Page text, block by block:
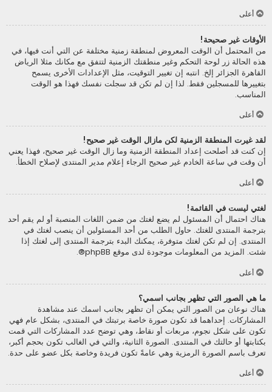
أعلى
الأوقات غير صحيحة!
من المحتمل أن الوقت المعروض لمنطقة زمنية مختلفة عن التي أنت فيها، في
هذه الحالة زر لوحة التحكم وغير منطقتك الزمنية لتتفق مع مكانك مثلا الرياض
القاهرة الجزائر إلخ. انتبه إن تغيير التوقيت، مثل الإعدادات الأخرى يسمح
بتغييرها للمسجلين فقط. لذا إن لم تكن قد سجلت نفسك فهذا هو الوقت
المناسب.
أعلى
لقد غيرت المنطقة الزمنية لكن مازال الوقت غير صحيح!
إن كنت قد أصلحت إعداد المنطقة الزمنية وما زال الوقت غير صحيح، فهذا يعني
أن وقت في ساعة الخادم غير صحيح الرجاء إعلام مدير المنتدى لإصلاح الخطأ.
أعلى
لغتي ليست في القائمة!
هناك احتمال أن المسئول لم يضع لغتك من ضمن اللغات المنصبة أو لم يقم أحد
بترجمة المنتدى للغتك. حاول الطلب من أحد المسئولين أن ينصب لغتك في
المنتدى. إن لم تكن لغتك متوفرة، يمكنك البدء بترجمة المنتدى إلى لغتك إذا
شئت. المزيد من المعلومات موجودة لدى موقع phpBB
®.
أعلى
ما هي الصور التي تظهر بجانب اسمي؟
هناك نوعان من الصور التي يمكن أن تظهر بجانب اسمك عند مشاهدة
المشاركات. إحداهما قد تكون صورة خاصة برتبتك في المنتدى، بشكل عام فهي
تكون على شكل نجوم، مربعات أو نقاط، وهي توضح عدد المشاركات التي قمت
بكتابتها أو حالتك في المنتدى. الصورة الثانية، والتي في الغالب تكون بحجم أكبر،
تعرف باسم الصورة الرمزية وهي عامةً تكون فريدة وخاصة بكل عضو على حدة.
أعلى